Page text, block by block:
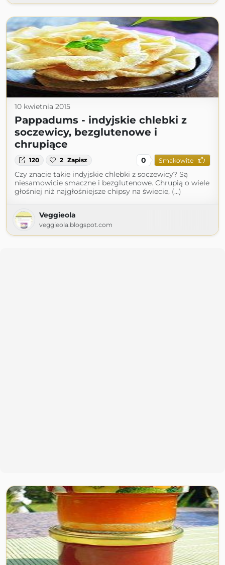
10 kwietnia 2015
Pappadums - indyjskie chlebki z
soczewicy, bezglutenowe i
chrupiące
120 2 Zapisz 0 Smakowite
Czy znacie takie indyjskie chlebki z soczewicy? Są
niesamowicie smaczne i bezglutenowe. Chrupią o wiele
głośniej niż najgłośniejsze chipsy na świecie, (...)
Veggieola
veggieola.blogspot.com